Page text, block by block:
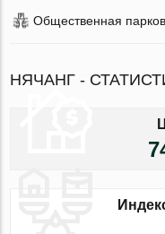
Общественная
НЯЧАНГ -